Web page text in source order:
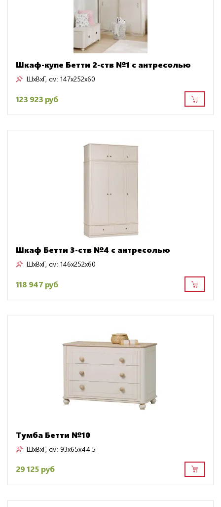
Шкаф-купе Бетти 2-ств №1 с антресолью
ШxВxГ, см: 147x252x60
123 923 руб
Шкаф Бетти 3-ств №4 с антресолью
ШxВxГ, см: 146x252x60
118 947 руб
Тумба Бетти №10
ШxВxГ, см: 93x65x44.5
29 125 руб